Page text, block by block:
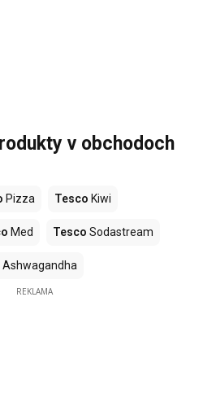
v obchodoch
Pizza Tesco Kiwi
Med Tesco Sodastream
Ashwagandha
REKLAMA